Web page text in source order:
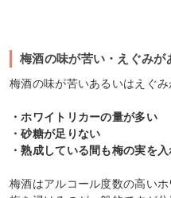
梅酒の味が苦い・えぐみが
梅酒の味が苦いあるいはえぐ
・ホワイトリカーの量が多い
・砂糖が足りない
・熟成している間も梅の実を
梅酒はアルコール度数の高い